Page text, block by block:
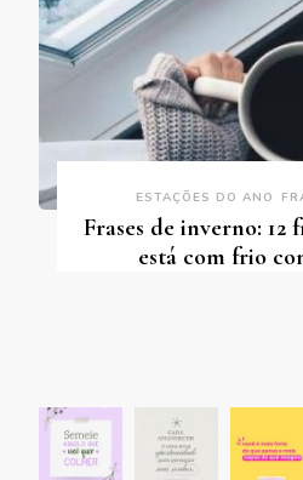
ESTAÇÕES DO ANO
Frases de inverno: 12
está com frio